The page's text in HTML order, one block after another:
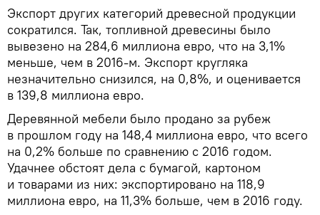
Экспорт других категорий древесной продукции
сократился. Так, топливной древесины было
вывезено на 284,6 миллиона евро, что на 3,1%
меньше, чем в 2016-м. Экспорт кругляка
незначительно снизился, на 0,8%, и оценивается
в 139,8 миллиона евро.
Деревянной мебели было продано за рубеж
в прошлом году на 148,4 миллиона евро, что всего
на 0,2% больше по сравнению с 2016 годом.
Удачнее обстоят дела с бумагой, картоном
и товарами из них: экспортировано на 118,9
миллиона евро, на 11,3% больше, чем в 2016 году.